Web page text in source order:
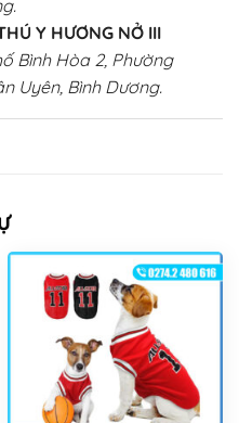
Y HƯƠNG NỞ III
Bình Hòa 2, Phường
Uyên, Bình Dương.